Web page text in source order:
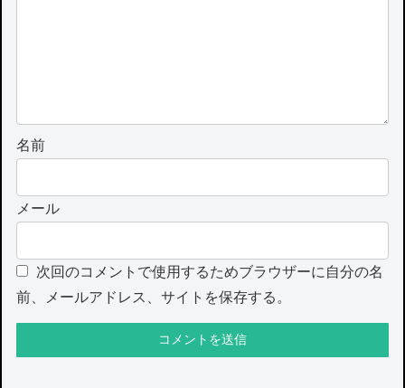
名前
メール
次回のコメントで使用するためブラウザーに自分の名
前、メールアドレス、サイトを保存する。